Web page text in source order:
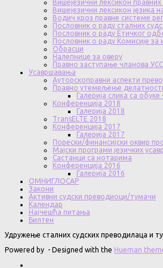
Вишејезични лексикон
Вишејезични лексикон језика
Водич кроз правне системе
Пословник о раду сталних
Пословник о раду Етичког
Пословник о раду Комисије
Обрасци
Налепнице за оверу
Правно заступање чланова
Усавршавања
Ауторскоправни аспекти
Правно утемељење
Галерија слика са
Конференција 2018
Галерија 2018
TransELTE 2018
Конференција 2017
Галерија 2017
Порески/финансијски оквир
Мајски програми језичких
Састанци са нотарима
Конференција 2016
Галерија 2016
ОМНИГЛОСАР
Закони
Активни судски преводиоци/тумачи
Календар
Најчешћа питања
Билтен
Удружење сталних судских преводилаца и
Powered by - Designed with the Hueman